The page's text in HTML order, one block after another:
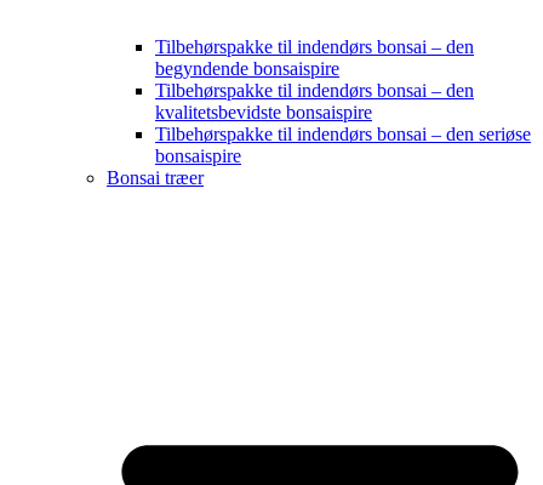
Tilbehørspakke til indendørs bonsai – den
begyndende bonsaispire
Tilbehørspakke til indendørs bonsai – den
kvalitetsbevidste bonsaispire
Tilbehørspakke til indendørs bonsai – den seriøse
bonsaispire
Bonsai træer